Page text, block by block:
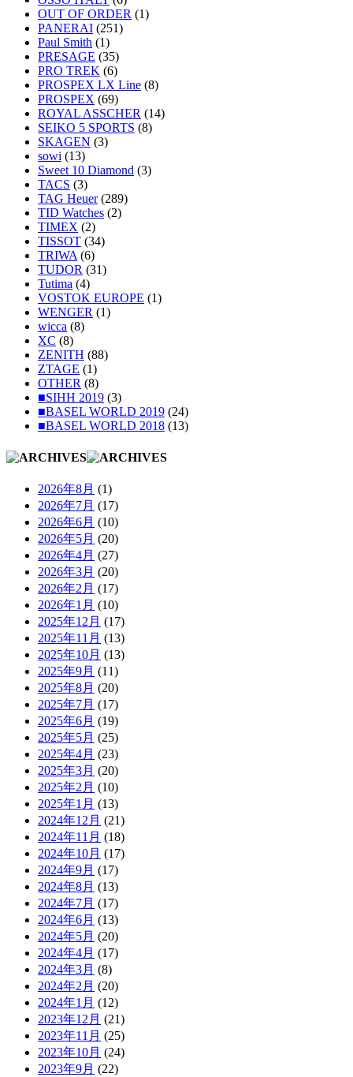
OUT OF ORDER (1)
PANERAI (251)
Paul Smith (1)
PRESAGE (35)
PRO TREK (6)
PROSPEX LX Line (8)
PROSPEX (69)
ROYAL ASSCHER (14)
SEIKO 5 SPORTS (8)
SKAGEN (3)
sowi (13)
Sweet 10 Diamond (3)
TACS (3)
TAG Heuer(289)
TID Watches (2)
TIMEX (2)
TISSOT (34)
TRIWA (6)
TUDOR (31)
Tutima (4)
VOSTOK EUROPE (1)
WENGER (1)
wicca (8)
XC (8)
ZENITH (88)
ZTAGE (1)
OTHER (8)
■SIHH 2019 (3)
■BASEL WORLD 2019 (24)
■BASEL WORLD 2018 (13)
2026年8月 (1)
2026年7月 (17)
2026年6月 (10)
2026年5月 (20)
2026年4月 (27)
2026年3月 (20)
2026年2月 (17)
2026年1月 (10)
2025年12月 (17)
2025年11月 (13)
2025年10月 (13)
2025年9月 (11)
2025年8月 (20)
2025年7月 (17)
2025年6月 (19)
2025年5月 (25)
2025年4月 (23)
2025年3月 (20)
2025年2月 (10)
2025年1月 (13)
2024年12月 (21)
2024年11月 (18)
2024年10月 (17)
2024年9月 (17)
2024年8月 (13)
2024年7月 (17)
2024年6月 (13)
2024年5月 (20)
2024年4月 (17)
2024年3月 (8)
2024年2月 (20)
2024年1月 (12)
2023年12月 (21)
2023年11月 (25)
2023年10月 (24)
2023年9月 (22)